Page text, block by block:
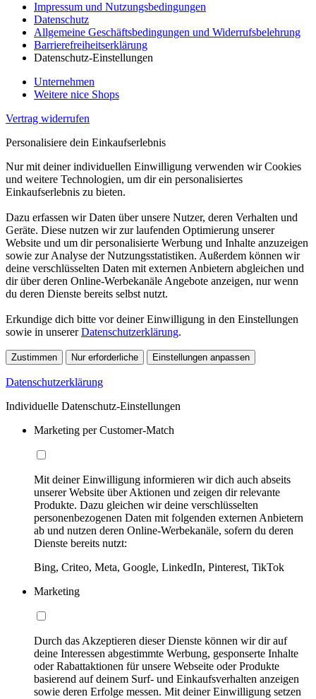
Impressum und Nutzungsbedingungen
Datenschutz
Allgemeine Geschäftsbedingungen und Widerrufsbelehrung
Barrierefreiheitserklärung
Datenschutz-Einstellungen
Unternehmen
Weitere nice Shops
Vertrag widerrufen
Personalisiere dein Einkaufserlebnis
Nur mit deiner individuellen Einwilligung verwenden wir Cookies
und weitere Technologien, um dir ein personalisiertes
Einkaufserlebnis zu bieten.
Dazu erfassen wir Daten über unsere Nutzer, deren Verhalten und
Geräte. Diese nutzen wir zur laufenden Optimierung unserer
Website und um dir personalisierte Werbung und Inhalte anzuzeigen
sowie zur Analyse der Nutzungsstatistiken. Außerdem können wir
deine verschlüsselten Daten mit externen Anbietern abgleichen und
dir über deren Online-Werbekanäle Angebote anzeigen, nur wenn
du deren Dienste bereits selbst nutzt.
Erkundige dich bitte vor deiner Einwilligung in den Einstellungen
sowie in unsererDatenschutzerklärung.
Zustimmen Nur erforderliche Einstellungen anpassen
Datenschutzerklärung
Individuelle Datenschutz-Einstellungen
Marketing per Customer-Match
Mit deiner Einwilligung informieren wir dich auch abseits
unserer Website über Aktionen und zeigen dir relevante
Produkte. Dazu gleichen wir deine verschlüsselten
personenbezogenen Daten mit folgenden externen Anbietern
ab und nutzen deren Online-Werbekanäle, sofern du deren
Dienste bereits nutzt:
Bing, Criteo, Meta, Google, LinkedIn, Pinterest, TikTok
Marketing
Durch das Akzeptieren dieser Dienste können wir dir auf
deine Interessen abgestimmte Werbung, gesponserte Inhalte
oder Rabattaktionen für unsere Webseite oder Produkte
basierend auf deinem Surf- und Einkaufsverhalten anzeigen
sowie deren Erfolge messen. Mit deiner Einwilligung setzen